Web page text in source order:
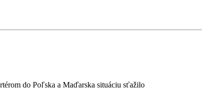
do Poľska a Maďarska situáciu sťažilo